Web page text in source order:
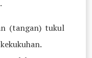
(tangan) tukul